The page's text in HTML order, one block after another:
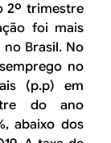
2º trimestre
foi mais
Brasil. No
no
(p.p) em
do ano
abaixo dos